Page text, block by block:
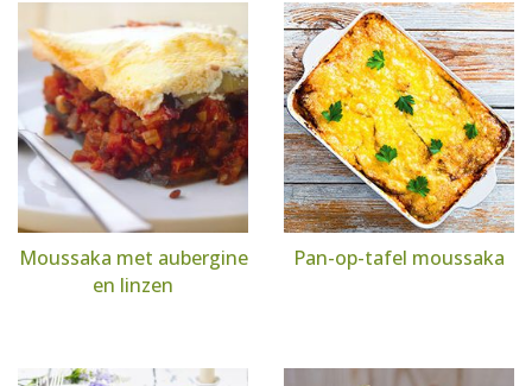
Moussaka met aubergine
en linzen
Pan-op-tafel moussaka